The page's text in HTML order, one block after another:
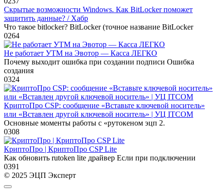
Скрытые возможности Windows. Как BitLocker поможет
защитить данные? / Хабр
Что такое bitlocker? BitLocker (точное название BitLocker
0264
Не работает УТМ на Эвотор — Касса ЛЕГКО
Почему выходит ошибка при создании подписи Ошибка
создания
0324
КриптоПро CSP: сообщение «Вставьте ключевой носитель»
или «Вставлен другой ключевой носитель» | УЦ ITCOM
Основные моменты работы с «рутокеном эцп 2.
0308
КриптоПро | КриптоПро CSP Lite
Как обновить rutoken lite драйвер Если при подключении
0391
© 2025 ЭЦП Эксперт